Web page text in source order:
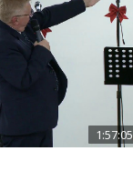
1:57:05